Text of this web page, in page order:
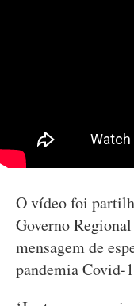
O vídeo foi
Governo
mensagem de
pandemia Covid-